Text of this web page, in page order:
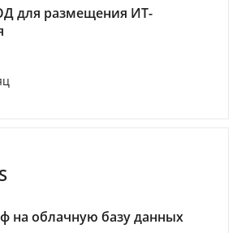
для размещения ИТ-
на облачную базу данных